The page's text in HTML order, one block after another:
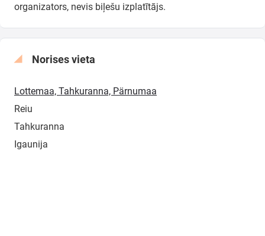
organizators, nevis biļešu izplatītājs.
Norises vieta
Lottemaa, Tahkuranna, Pärnumaa
Reiu
Tahkuranna
Igaunija